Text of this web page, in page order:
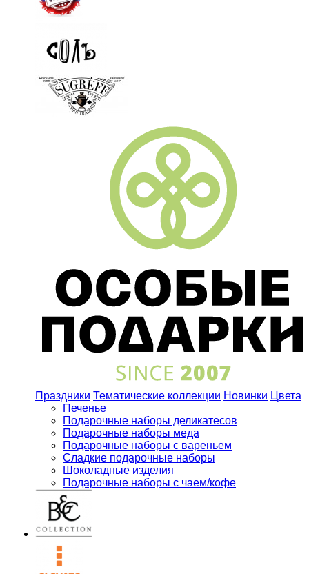
Праздники Тематические коллекции Новинки Цвета
Печенье
Подарочные наборы деликатесов
Подарочные наборы меда
Подарочные наборы с вареньем
Сладкие подарочные наборы
Шоколадные изделия
Подарочные наборы с чаем/кофе